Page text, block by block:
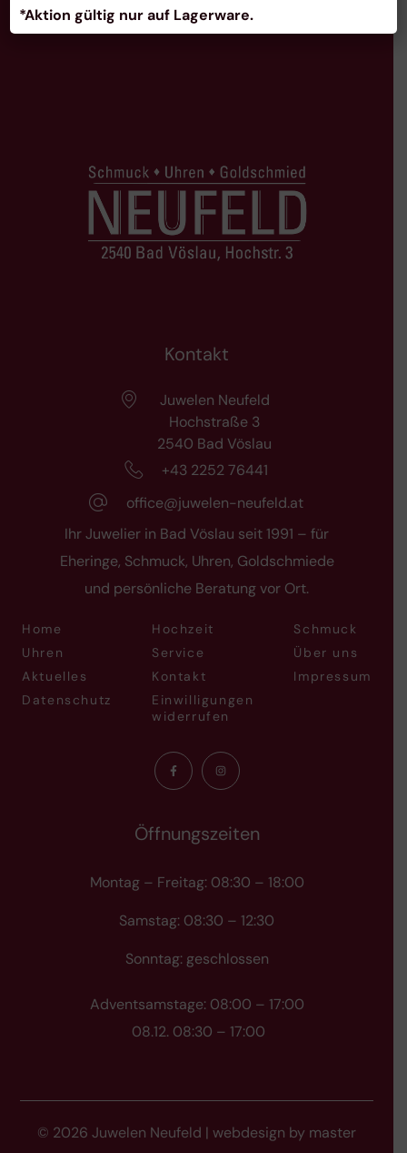
Kontakt
Juwelen Neufeld
Hochstraße 3
2540 Bad Vöslau
+43 2252 76441
office@juwelen-neufeld.at
Ihr Juwelier in Bad Vöslau seit 1991 – für
Eheringe, Schmuck, Uhren, Goldschmiede
und persönliche Beratung vor Ort.
Home Hochzeit
Schmuck
Uhren
Service
Über uns
Aktuelles
Kontakt
Impressum
Datenschutz
Einwilligungen
widerrufen
Öffnungszeiten
Montag – Freitag: 08:30 – 18:00
Samstag: 08:30 – 12:30
Sonntag: geschlossen
Adventsamstage: 08:00 – 17:00
08.12. 08:30 – 17:00
© 2026 Juwelen Neufeld | webdesign by master
*Aktion gültig nur auf Lagerware.